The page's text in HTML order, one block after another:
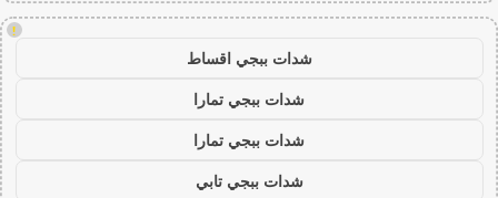
!
شدات ببجي اقساط
شدات ببجي تمارا
شدات ببجي تمارا
شدات ببجي تابي